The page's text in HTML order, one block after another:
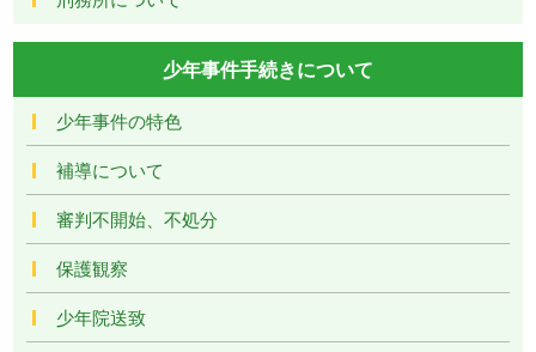
少年事件手続きについて
少年事件の特色
補導について
審判不開始、不処分
保護観察
少年院送致